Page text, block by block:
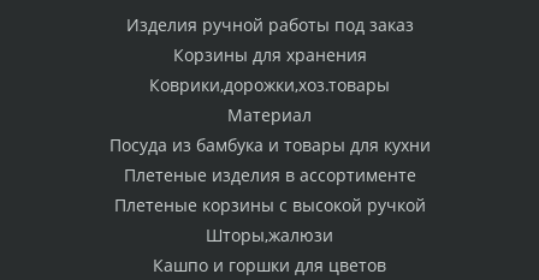
Изделия ручной работы под заказ
Корзины для хранения
Коврики,дорожки,хоз.товары
Материал
Посуда из бамбука и товары для кухни
Плетеные изделия в ассортименте
Плетеные корзины с высокой ручкой
Шторы,жалюзи
Кашпо и горшки для цветов